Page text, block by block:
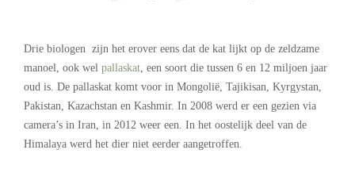
Drie biologen zijn het erover eens dat de kat lijkt op de zeldzame
manoel, ook wel pallaskat , een soort die tussen 6 en 12 miljoen jaar
oud is. De pallaskat komt voor in Mongolië, Tajikisan, Kyrgystan,
Pakistan, Kazachstan en Kashmir. In 2008 werd er een gezien via
camera’s in Iran, in 2012 weer een. In het oostelijk deel van de
Himalaya werd het dier niet eerder aangetroffen.